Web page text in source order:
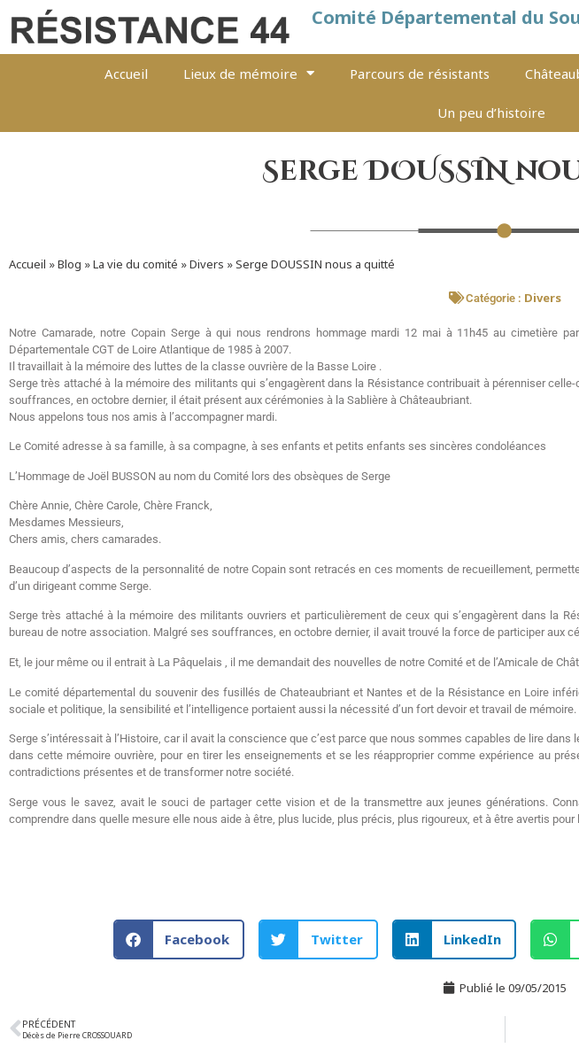
Comité Départemental du
Accueil Lieux de mémoire Parcours de résistants
Un peu d’histoire
Serge DOUSSIN
Accueil »Blog »La vie du comité »Divers »Serge DOUSSIN nous a quitté
Catégorie : Divers
Notre Camarade, notre Copain Serge à qui nous rendrons hommage mardi 12 mai à 11h45 au cimetière
Départementale CGT de Loire Atlantique de 1985 à 2007.
Il travaillait à la mémoire des luttes de la classe ouvrière de la Basse Loire .
Serge très attaché à la mémoire des militants qui s’engagèrent dans la Résistance contribuait à pérenniser
souffrances, en octobre dernier, il était présent aux cérémonies à la Sablière à Châteaubriant.
Nous appelons tous nos amis à l’accompagner mardi.
Le Comité adresse à sa famille, à sa compagne, à ses enfants et petits enfants ses sincères condoléances
L’Hommage de Joël BUSSON au nom du Comité lors des obsèques de Serge
Chère Annie, Chère Carole, Chère Franck,
Mesdames Messieurs,
Chers amis, chers camarades.
Beaucoup d’aspects de la personnalité de notre Copain sont retracés en ces moments de recueillement,
d’un dirigeant comme Serge.
Serge très attaché à la mémoire des militants ouvriers et particulièrement de ceux qui s’engagèrent dans la
bureau de notre association. Malgré ses souffrances, en octobre dernier, il avait trouvé la force de participer aux
Et, le jour même ou il entrait à La Pâquelais , il me demandait des nouvelles de notre Comité et de l’Amicale de
Le comité départemental du souvenir des fusillés de Chateaubriant et Nantes et de la Résistance en Loire
sociale et politique, la sensibilité et l’intelligence portaient aussi la nécessité d’un fort devoir et travail de mémoire.
Serge s’intéressait à l’Histoire, car il avait la conscience que c’est parce que nous sommes capables de lire
dans cette mémoire ouvrière, pour en tirer les enseignements et se les réapproprier comme expérience au
contradictions présentes et de transformer notre société.
Serge vous le savez, avait le souci de partager cette vision et de la transmettre aux jeunes générations.
comprendre dans quelle mesure elle nous aide à être, plus lucide, plus précis, plus rigoureux, et à être avertis
Facebook Twitter LinkedIn
Publié le 09/05/2015
PRÉCÉDENT
Décès de Pierre CROSSOUARD